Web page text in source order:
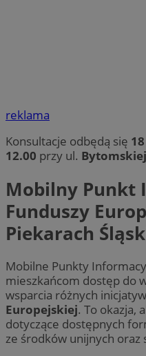
reklama
Konsultacje odbędą się
12.00 przy ul.
Mobilny Punkt
Funduszy
Piekarach
Mobilne Punkty
mieszkańcom dostęp do
wsparcia różnych
Europejskiej. To okazja,
dotyczące dostępnych
ze środków unijnych